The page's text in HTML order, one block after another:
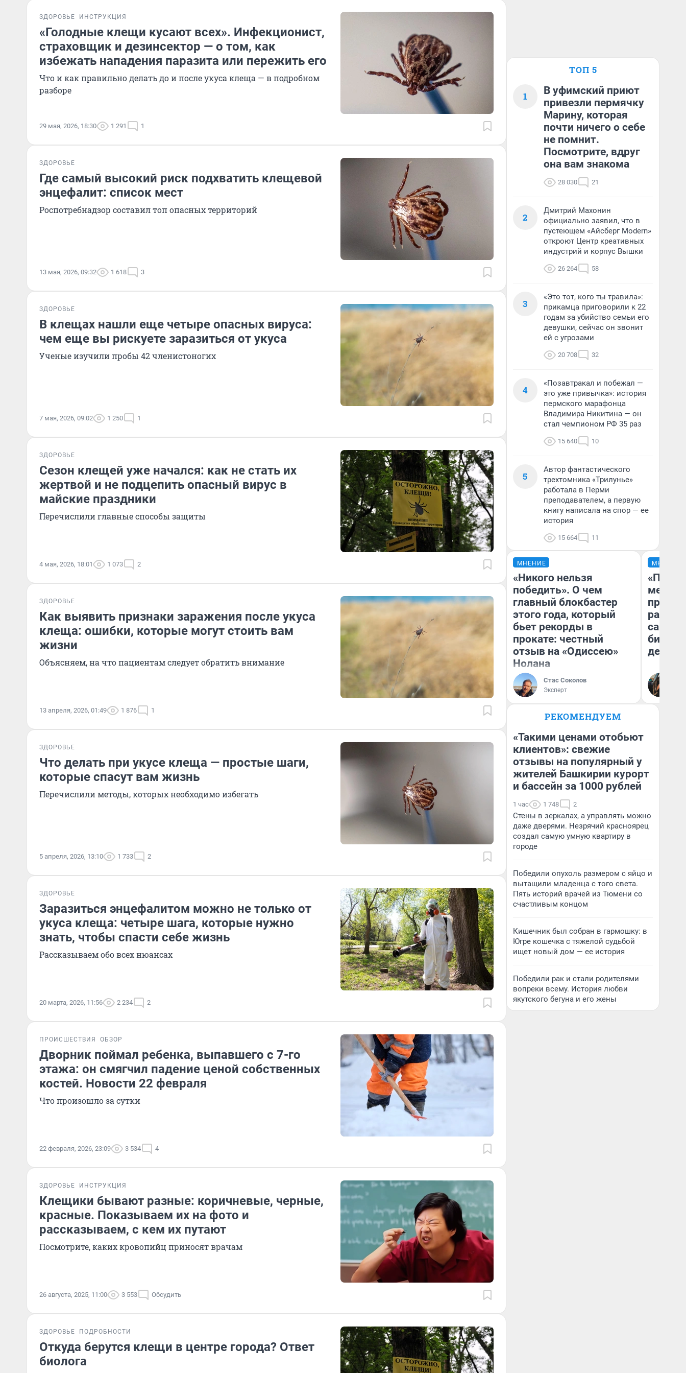
ЗДОРОВЬЕ ИНСТРУКЦИЯ
«Голодные клещи кусают всех». Инфекционист,
страховщик и дезинсектор — о том, как
избежать нападения паразита или пережить его
Что и как правильно делать до и после укуса клеща — в подробном
разборе
29 мая, 2026, 18:30 1 291 1
ЗДОРОВЬЕ
Где самый высокий риск подхватить клещевой
энцефалит: список мест
Роспотребнадзор составил топ опасных территорий
13 мая, 2026, 09:32 1 618 3
ЗДОРОВЬЕ
В клещах нашли еще четыре опасных вируса:
чем еще вы рискуете заразиться от укуса
Ученые изучили пробы 42 членистоногих
7 мая, 2026, 09:02 1 250 1
ЗДОРОВЬЕ
Сезон клещей уже начался: как не стать их
жертвой и не подцепить опасный вирус в
майские праздники
Перечислили главные способы защиты
4 мая, 2026, 18:01 1 073 2
ЗДОРОВЬЕ
Как выявить признаки заражения после укуса
клеща: ошибки, которые могут стоить вам
жизни
Объясняем, на что пациентам следует обратить внимание
13 апреля, 2026, 01:49 1 876 1
ЗДОРОВЬЕ
Что делать при укусе клеща — простые шаги,
которые спасут вам жизнь
Перечислили методы, которых необходимо избегать
5 апреля, 2026, 13:10 1 733 2
ЗДОРОВЬЕ
Заразиться энцефалитом можно не только от
укуса клеща: четыре шага, которые нужно
знать, чтобы спасти себе жизнь
Рассказываем обо всех нюансах
20 марта, 2026, 11:56 2 234 2
ПРОИСШЕСТВИЯ ОБЗОР
Дворник поймал ребенка, выпавшего с 7-го
этажа: он смягчил падение ценой собственных
костей. Новости 22 февраля
Что произошло за сутки
22 февраля, 2026, 23:09 3 534 4
ЗДОРОВЬЕ ИНСТРУКЦИЯ
Клещики бывают разные: коричневые, черные,
красные. Показываем их на фото и
рассказываем, с кем их путают
Посмотрите, каких кровопийц приносят врачам
26 августа, 2025, 11:00 3 553 Обсудить
ЗДОРОВЬЕ ПОДРОБНОСТИ
Откуда берутся клещи в центре города? Ответ
биолога
ТОП 5
1
В уфимский приют
привезли пермячку
Марину, которая
почти ничего о себе
не помнит.
Посмотрите, вдруг
она вам знакома
28 030 21
2
Дмитрий Махонин
официально заявил, что в
пустеющем «Айсберг Modern»
откроют Центр креативных
индустрий и корпус Вышки
26 264 58
3
«Это тот, кого ты травила»:
прикамца приговорили к 22
годам за убийство семьи его
девушки, сейчас он звонит
ей с угрозами
20 708 32
4
«Позавтракал и побежал —
это уже привычка»: история
пермского марафонца
Владимира Никитина — он
стал чемпионом РФ 35 раз
15 640 10
5
Автор фантастического
трехтомника «Трилунье»
работала в Перми
преподавателем, а первую
книгу написала на спор — ее
история
15 664 11
МНЕНИЕ
«Никого нельзя
победить». О чем
главный блокбастер
этого года, который
бьет рекорды в
прокате: честный
отзыв на «Одиссею»
Нолана
Стас Соколов
Эксперт
МНЕНИЕ
самом
РЕКОМЕНДУЕМ
«Такими ценами отобьют
клиентов»: свежие
отзывы на популярный у
жителей Башкирии курорт
и бассейн за 1000 рублей
1 час 1 748 2
Стены в зеркалах, а управлять можно
даже дверями. Незрячий красноярец
создал самую умную квартиру в
городе
Победили опухоль размером с яйцо и
вытащили младенца с того света.
Пять историй врачей из Тюмени со
счастливым концом
Кишечник был собран в гармошку: в
Югре кошечка с тяжелой судьбой
ищет новый дом — ее история
Победили рак и стали родителями
вопреки всему. История любви
якутского бегуна и его жены